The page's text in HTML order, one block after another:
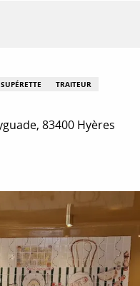
TRAITEUR
83400 Hyères